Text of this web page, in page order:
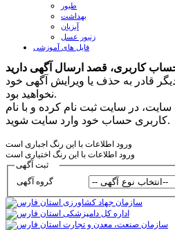
طیور
بهداشت
آبزیان
زنبور عسل
فایل های آموزشی
قادر به حذف یا ویرایش آگهی خود
نخواهید بود.
در سایت ثبت نام کرده و با نام
کاربری حساب خود وارد سایت شوید.
ورود اطلاعات با این رنگ اجباری است
ورود اطلاعات با این رنگ اختیاری است
ثبت آگهی
گروه آگهی